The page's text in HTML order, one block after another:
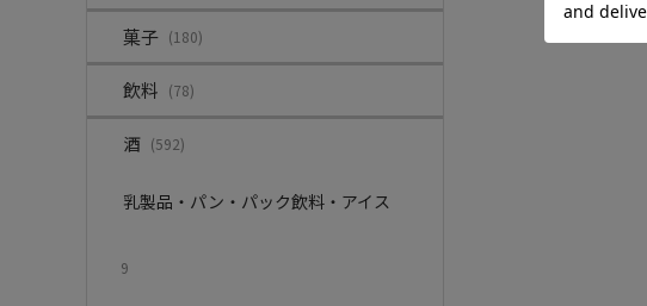
菓子 (180)
飲料 (78)
酒 (592)
乳製品・パン・パック飲料・アイス
9